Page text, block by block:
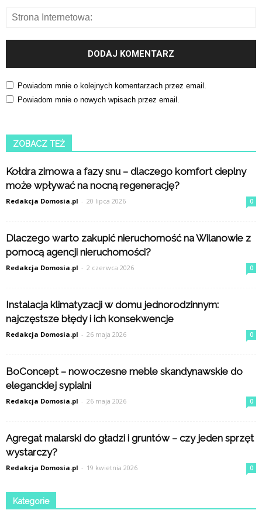
Powiadom mnie o kolejnych komentarzach przez email.
Powiadom mnie o nowych wpisach przez email.
ZOBACZ TEŻ
Kołdra zimowa a fazy snu – dlaczego komfort cieplny
może wpływać na nocną regenerację?
Redakcja Domosia.pl - 20 lipca 2026 0
Dlaczego warto zakupić nieruchomość na Wilanowie z
pomocą agencji nieruchomości?
Redakcja Domosia.pl - 2 czerwca 2026 0
Instalacja klimatyzacji w domu jednorodzinnym:
najczęstsze błędy i ich konsekwencje
Redakcja Domosia.pl - 26 maja 2026 0
BoConcept – nowoczesne meble skandynawskie do
eleganckiej sypialni
Redakcja Domosia.pl - 26 maja 2026 0
Agregat malarski do gładzi i gruntów – czy jeden sprzęt
wystarczy?
Redakcja Domosia.pl - 19 kwietnia 2026 0
Kategorie